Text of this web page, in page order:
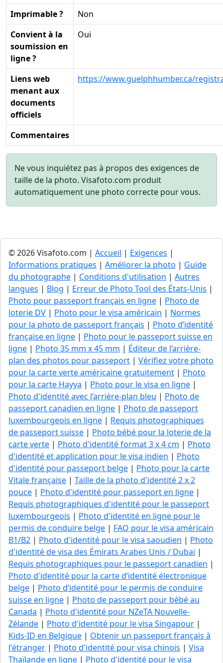
Imprimable ?
Non
Convient à la
soumission en
ligne ?
Oui
Liens web
menant aux
documents
officiels
https://www.guelphhumber.ca/
Commentaires
Ne vous inquiétez pas à propos des exigences de
taille de la photo. Visafoto.com produit
automatiquement une photo correcte pour vous.
© 2026 Visafoto.com | Accueil | Exigences |
Informations pratiques | Améliorer la photo | Guide
du photographe | Conditions d'utilisation | Autres
langues | Blog | Erreur de Photo Tool des États-Unis |
Photo pour passeport français en ligne | Photo de
loterie DV | Photo pour le visa américain | Normes
pour la photo de passeport français | Photo d’identité
française en ligne | Photo pour le passeport suisse en
ligne | Photo 35 mm x 45 mm | Éditeur de l’arrière-
plan des photos pour passeport | Vérifiez votre photo
pour la carte verte américaine gratuitement | Photo
pour la carte Hayya | Photo pour le visa en ligne |
Photo d'identité avec l’arrière-plan bleu | Photo de
passeport canadien en ligne | Photo de passeport
luxembourgeois en ligne | Requis photographiques
de passeport suisse | Photo bébé pour la loterie de la
carte verte | Photo d'identité format 3 x 4 cm | Photo
d'identité et application pour le visa indien | Photo
d'identité pour passeport belge | Photo pour la carte
Vitale française | Taille de la photo d'identité 2 x 2
pouce | Photo d'identité pour passeport en ligne |
Requis photographiques d'identité pour le passeport
luxembourgeois | Photo d'identité en ligne pour le
permis de conduire belge | FAQ pour le visa américain
B1/B2 | Photo d'identité pour le visa saoudien | Photo
d'identité de visa des Émirats Arabes Unis / Dubaï|
Requis photographiques pour le passeport canadien |
Photo d'identité pour la carte d’identité électronique
belge | Photo d’identité pour le permis de conduire
suisse en ligne | Photo de passeport pour bébé au
Canada | Photo d'identité pour NZeTA Nouvelle-
Zélande | Photo d'identité pour le visa Singapour |
Kids-ID en Belgique | Obtenir un passeport français à
l'étranger | Photo d'identité pour visa chinois | Visa
Thaïlande en ligne | Photo d'identité pour le visa